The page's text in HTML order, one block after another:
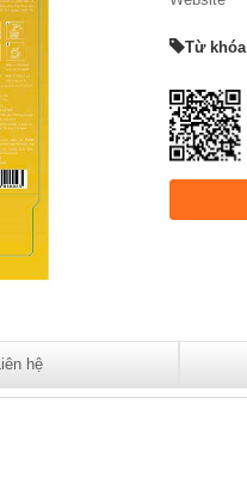
Từ
Liên hệ